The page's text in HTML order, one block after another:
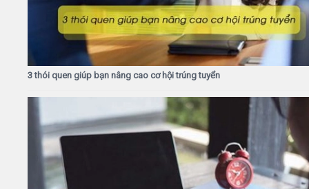
3 thói quen giúp bạn nâng cao cơ hội trúng tuyển